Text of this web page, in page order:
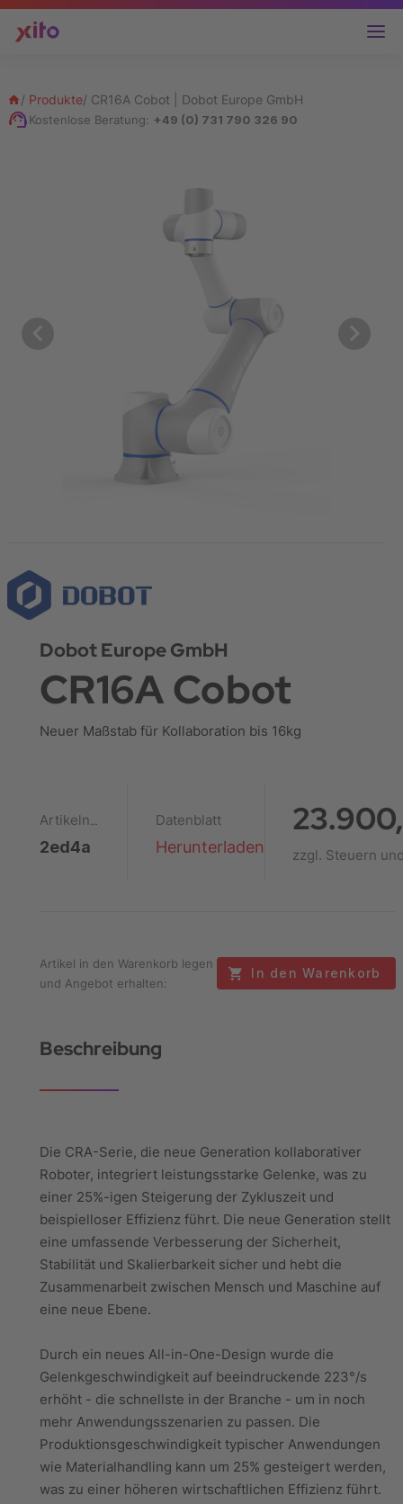
/ Produkte/ CR16A Cobot | Dobot Europe GmbH
Kostenlose Beratung: +49 (0) 731 790 326 90
Dobot Europe GmbH
CR16A Cobot
Neuer Maßstab für Kollaboration bis 16kg
Artikelnummer
2ed4a
Datenblatt
Herunterladen zzgl. Steuern
Artikel in den Warenkorb legen
und Angebot erhalten:
In den Warenkorb
Beschreibung
Die CRA-Serie, die neue Generation kollaborativer
Roboter, integriert leistungsstarke Gelenke, was zu
einer 25%-igen Steigerung der Zykluszeit und
beispielloser Effizienz führt. Die neue Generation stellt
eine umfassende Verbesserung der Sicherheit,
Stabilität und Skalierbarkeit sicher und hebt die
Zusammenarbeit zwischen Mensch und Maschine auf
eine neue Ebene.
Durch ein neues All-in-One-Design wurde die
Gelenkgeschwindigkeit auf beeindruckende 223°/s
erhöht - die schnellste in der Branche - um in noch
mehr Anwendungsszenarien zu passen. Die
Produktionsgeschwindigkeit typischer Anwendungen
wie Materialhandling kann um 25% gesteigert werden,
was zu einer höheren wirtschaftlichen Effizienz führt.